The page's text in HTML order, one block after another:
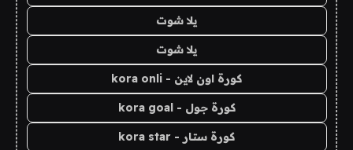
يلا شوت
يلا شوت
كورة اون لاين - kora onli
كورة جول - kora goal
كورة ستار - kora star